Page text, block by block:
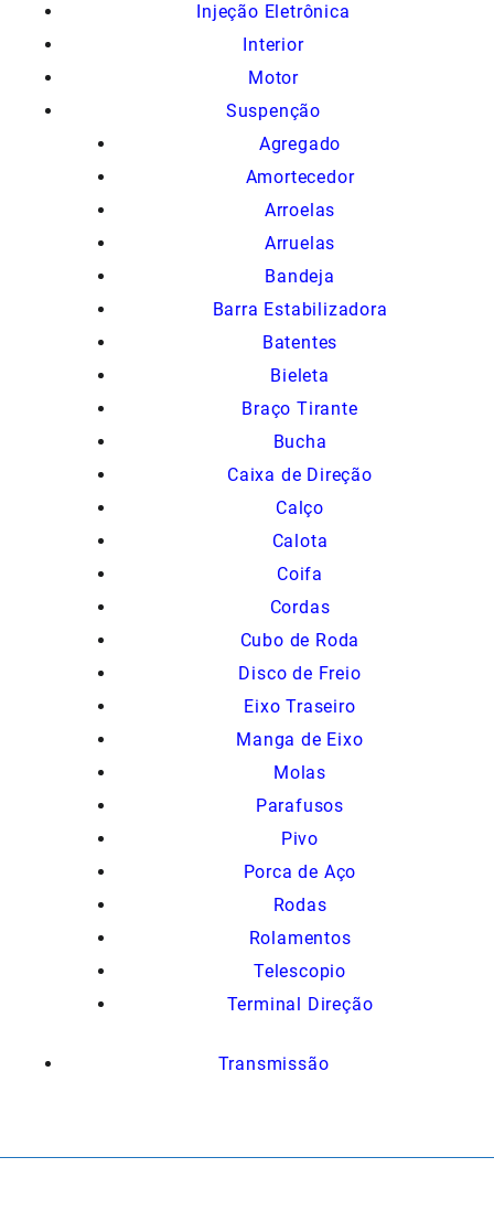
Injeção Eletrônica
Interior
Motor
Suspenção
Agregado
Amortecedor
Arroelas
Arruelas
Bandeja
Barra Estabilizadora
Batentes
Bieleta
Braço Tirante
Bucha
Caixa de Direção
Calço
Calota
Coifa
Cordas
Cubo de Roda
Disco de Freio
Eixo Traseiro
Manga de Eixo
Molas
Parafusos
Pivo
Porca de Aço
Rodas
Rolamentos
Telescopio
Terminal Direção
Transmissão